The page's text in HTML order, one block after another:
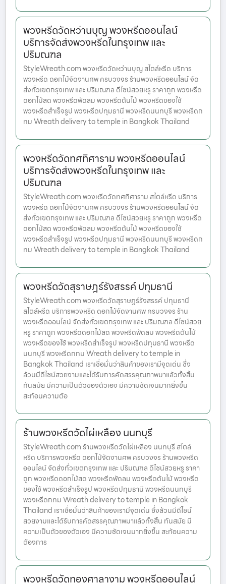
พวงหรีดวัดหว่านบุญ พวงหรีดออนไลน์
บริการจัดส่งพวงหรีดในกรุงเทพ และ
ปริมณฑล
StyleWreath.com พวงหรีดวัดหว่านบุญ สไตล์หรีด บริการ
พวงหรีด ดอกไม้จัดงานศพ ครบวงจร ร้านพวงหรีดออนไลน์ จัด
ส่งทั่วเขตกรุงเทพ และ ปริมณฑล ดีไซน์สวยหรู ราคาถูก พวงหรีด
ดอกไม้สด พวงหรีดพัดลม พวงหรีดต้นไม้ พวงหรีดของใช้
พวงหรีดสำเร็จรูป พวงหรีดปทุมธานี พวงหรีดนนทบุรี พวงหรีดก
ทม Wreath delivery to temple in Bangkok Thailand
พวงหรีดวัดทศทิศาราม พวงหรีดออนไลน์
บริการจัดส่งพวงหรีดในกรุงเทพ และ
ปริมณฑล
StyleWreath.com พวงหรีดวัดทศทิศาราม สไตล์หรีด บริการ
พวงหรีด ดอกไม้จัดงานศพ ครบวงจร ร้านพวงหรีดออนไลน์ จัด
ส่งทั่วเขตกรุงเทพ และ ปริมณฑล ดีไซน์สวยหรู ราคาถูก พวงหรีด
ดอกไม้สด พวงหรีดพัดลม พวงหรีดต้นไม้ พวงหรีดของใช้
พวงหรีดสำเร็จรูป พวงหรีดปทุมธานี พวงหรีดนนทบุรี พวงหรีดก
ทม Wreath delivery to temple in Bangkok Thailand
พวงหรีดวัดสุราษฎร์รังสรรค์ ปทุมธานี
StyleWreath.com พวงหรีดวัดสุราษฎร์รังสรรค์ ปทุมธานี
สไตล์หรีด บริการพวงหรีด ดอกไม้จัดงานศพ ครบวงจร ร้าน
พวงหรีดออนไลน์ จัดส่งทั่วเขตกรุงเทพ และ ปริมณฑล ดีไซน์สวย
หรู ราคาถูก พวงหรีดดอกไม้สด พวงหรีดพัดลม พวงหรีดต้นไม้
พวงหรีดของใช้ พวงหรีดสำเร็จรูป พวงหรีดปทุมธานี พวงหรีด
นนทบุรี พวงหรีดกทม Wreath delivery to temple in
Bangkok Thailand เราเชื่อมั่นว่าสินค้าของเรามีจุดเด่น ซึ่ง
ล้วนมีดีไซน์สวยงามและได้รับการคัดสรรคุณภาพมาแล้วทั้งสิ้น
ทันสมัย มีความเป็นตัวของตัวเอง มีความชัดเจนมากยิ่งขึ้น
สะท้อนความต้อ
ร้านพวงหรีดวัดไผ่เหลือง นนทบุรี
StyleWreath.com ร้านพวงหรีดวัดไผ่เหลือง นนทบุรี สไตล์
หรีด บริการพวงหรีด ดอกไม้จัดงานศพ ครบวงจร ร้านพวงหรีด
ออนไลน์ จัดส่งทั่วเขตกรุงเทพ และ ปริมณฑล ดีไซน์สวยหรู ราคา
ถูก พวงหรีดดอกไม้สด พวงหรีดพัดลม พวงหรีดต้นไม้ พวงหรีด
ของใช้ พวงหรีดสำเร็จรูป พวงหรีดปทุมธานี พวงหรีดนนทบุรี
พวงหรีดกทม Wreath delivery to temple in Bangkok
Thailand เราเชื่อมั่นว่าสินค้าของเรามีจุดเด่น ซึ่งล้วนมีดีไซน์
สวยงามและได้รับการคัดสรรคุณภาพมาแล้วทั้งสิ้น ทันสมัย มี
ความเป็นตัวของตัวเอง มีความชัดเจนมากยิ่งขึ้น สะท้อนความ
ต้องการ
พวงหรีดวัดทองศาลางาม พวงหรีดออนไลน์